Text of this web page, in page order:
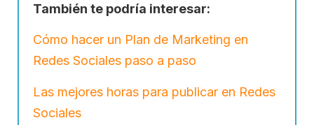
También te podría interesar:
Cómo hacer un Plan de Marketing en
Redes Sociales paso a paso
Las mejores horas para publicar en Redes
Sociales